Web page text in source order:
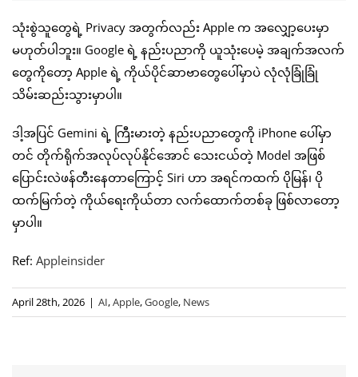
သုံးစွဲသူတွေရဲ့ Privacy အတွက်လည်း Apple က အလျှော့ပေးမှာ
မဟုတ်ပါဘူး။ Google ရဲ့ နည်းပညာကို ယူသုံးပေမဲ့ အချက်အလက်
တွေကိုတော့ Apple ရဲ့ ကိုယ်ပိုင်ဆာဗာတွေပေါ်မှာပဲ လုံလုံခြုံခြုံ
သိမ်းဆည်းသွားမှာပါ။
ဒါ့အပြင် Gemini ရဲ့ ကြီးမားတဲ့ နည်းပညာတွေကို iPhone ပေါ်မှာ
တင် တိုက်ရိုက်အလုပ်လုပ်နိုင်အောင် သေးငယ်တဲ့ Model အဖြစ်
ပြောင်းလဲဖန်တီးနေတာကြောင့် Siri ဟာ အရင်ကထက် ပိုမြန်၊ ပို
ထက်မြက်တဲ့ ကိုယ်ရေးကိုယ်တာ လက်ထောက်တစ်ခု ဖြစ်လာတော့
မှာပါ။
Ref: Appleinsider
April 28th, 2026 | AI,Apple,Google, News